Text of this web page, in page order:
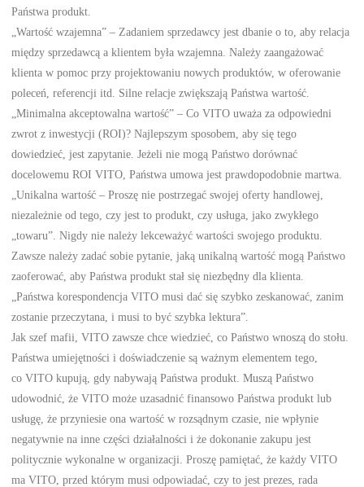
Państwa produkt.
„Wartość wzajemna” – Zadaniem sprzedawcy jest dbanie o to, aby relacja
między sprzedawcą a klientem była wzajemna. Należy zaangażować
klienta w pomoc przy projektowaniu nowych produktów, w oferowanie
poleceń, referencji itd. Silne relacje zwiększają Państwa wartość.
„Minimalna akceptowalna wartość” – Co VITO uważa za odpowiedni
zwrot z inwestycji (ROI)? Najlepszym sposobem, aby się tego
dowiedzieć, jest zapytanie. Jeżeli nie mogą Państwo dorównać
docelowemu ROI VITO, Państwa umowa jest prawdopodobnie martwa.
„Unikalna wartość – Proszę nie postrzegać swojej oferty handlowej,
niezależnie od tego, czy jest to produkt, czy usługa, jako zwykłego
„towaru”. Nigdy nie należy lekceważyć wartości swojego produktu.
Zawsze należy zadać sobie pytanie, jaką unikalną wartość mogą Państwo
zaoferować, aby Państwa produkt stał się niezbędny dla klienta.
„Państwa korespondencja VITO musi dać się szybko zeskanować, zanim
zostanie przeczytana, i musi to być szybka lektura”.
Jak szef mafii, VITO zawsze chce wiedzieć, co Państwo wnoszą do stołu.
Państwa umiejętności i doświadczenie są ważnym elementem tego,
co VITO kupują, gdy nabywają Państwa produkt. Muszą Państwo
udowodnić, że VITO może uzasadnić finansowo Państwa produkt lub
usługę, że przyniesie ona wartość w rozsądnym czasie, nie wpłynie
negatywnie na inne części działalności i że dokonanie zakupu jest
politycznie wykonalne w organizacji. Proszę pamiętać, że każdy VITO
ma VITO, przed którym musi odpowiadać, czy to jest prezes, rada